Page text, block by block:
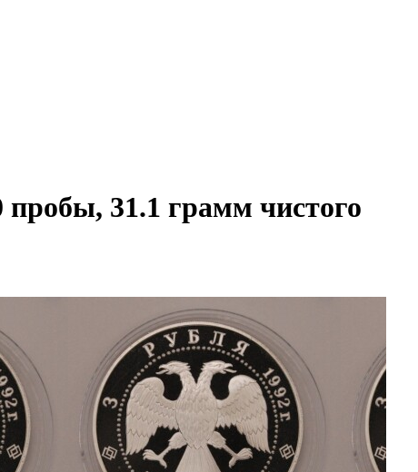
31.1 грамм чистого